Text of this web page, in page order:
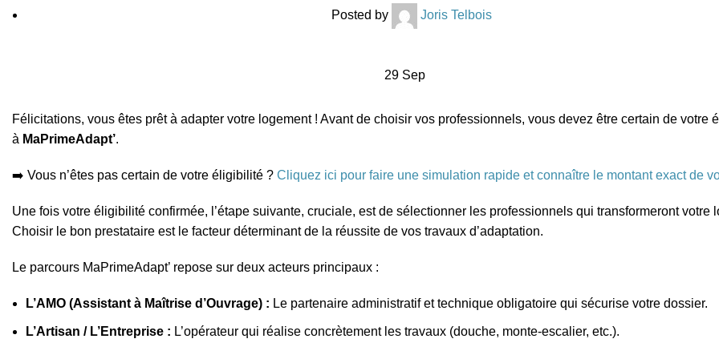
Posted by Joris Telbois
29 Sep
Félicitations, vous êtes prêt à adapter votre logement ! Avant de choisir vos professionnels, vous devez être certain de votre
à MaPrimeAdapt’.
➡️ Vous n’êtes pas certain de votre éligibilité ? Cliquez ici pour faire une simulation rapide et connaître le montant exact de
Une fois votre éligibilité confirmée, l’étape suivante, cruciale, est de sélectionner les professionnels qui transformeront votre
Choisir le bon prestataire est le facteur déterminant de la réussite de vos travaux d’adaptation.
Le parcours MaPrimeAdapt’ repose sur deux acteurs principaux :
L’AMO (Assistant à Maîtrise d’Ouvrage) : Le partenaire administratif et technique obligatoire qui sécurise votre dossier.
L’Artisan / L’Entreprise : L’opérateur qui réalise concrètement les travaux (douche, monte-escalier, etc.).